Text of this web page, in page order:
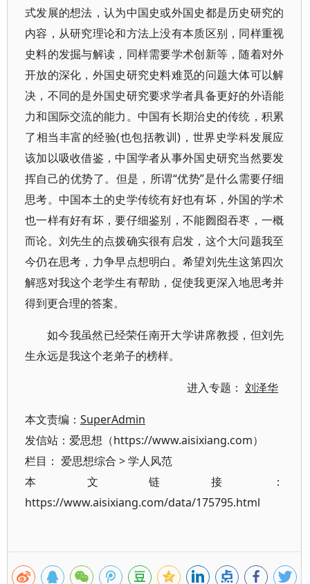
式发展的想法，认为中国史或外国史都是历史研究的
内容，从研究理论和方法上没有本质区别，同样重视
史料的发掘与解读，同样需要学术创新等，随着对外
开放的深化，外国史研究史料难觅的问题大体可以解
决，不同的是外国史研究要求学者具备更好的外语能
力和国际交流的能力。中国有长期治史的传统，积累
了相当丰富的经验(也包括教训)，世界史学科发展应
该加以吸收借鉴，中国学者从事外国史研究当然要发
挥自己的优势了。但是，所谓“优势”是什么需要仔细
思考。中国本土的史学传统有好也有坏，外国的学术
也一样有好有坏，要仔细鉴别，不能囫囵吞枣，一概
而论。刘先生的点拨确实很有启发，这个大问题我至
今仍在思考，力争早点想明白。希望刘先生这第四次
解惑对我这个老学生有帮助，促使我更深入地思考并
得到更合理的答案。
如今我虽然已经荣任南开大学讲席教授，但刘先
生永远是我这个老弟子的榜样。
进入专题：刘泽华
本文责编： SuperAdmin
发信站：爱思想（https://www.aisixiang.com）
栏目： 爱思想综合 >学人风范
本文链接：
https://www.aisixiang.com/data/175795.html